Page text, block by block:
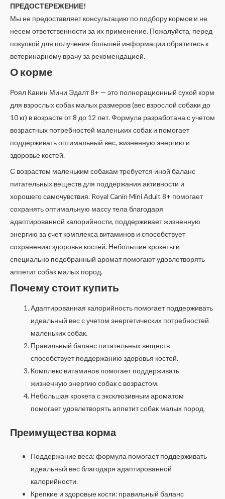
ПРЕДОСТЕРЕЖЕНИЕ!
Мы не предоставляет консультацию по подбору кормов и не
несем ответственности за их применение. Пожалуйста, перед
покупкой для получения большей информации обратитесь к
ветеринарному врачу за рекомендацией.
О корме
Роял Канин Мини Эдалт 8+ — это полнорационный сухой корм
для взрослых собак малых размеров (вес взрослой собаки до
10 кг) в возрасте от 8 до 12 лет. Формула разработана с учетом
возрастных потребностей маленьких собак и помогает
поддерживать оптимальный вес, жизненную энергию и
здоровье костей.
С возрастом маленьким собакам требуется иной баланс
питательных веществ для поддержания активности и
хорошего самочувствия. Royal Canin Mini Adult 8+ помогает
сохранять оптимальную массу тела благодаря
адаптированной калорийности, поддерживает жизненную
энергию за счет комплекса витаминов и способствует
сохранению здоровья костей. Небольшие крокеты и
специально подобранный аромат помогают удовлетворять
аппетит собак малых пород.
Почему стоит купить
Адаптированная калорийность помогает поддерживать
идеальный вес с учетом энергетических потребностей
маленьких собак.
Правильный баланс питательных веществ
способствует поддержанию здоровья костей.
Комплекс витаминов помогает поддерживать
жизненную энергию собак с возрастом.
Небольшая крокета с эксклюзивным ароматом
помогает удовлетворять аппетит собак малых пород.
Преимущества корма
Поддержание веса: формула помогает поддерживать
идеальный вес благодаря адаптированной
калорийности.
Крепкие и здоровые кости: правильный баланс